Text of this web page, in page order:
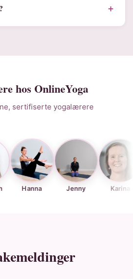
+
hos OnlineYoga
sertifiserte yogalærere
Jenny Karina